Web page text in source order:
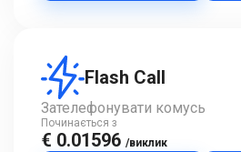
Flash Call
Зателефонувати комусь
Починається з
€ 0.01596 /виклик